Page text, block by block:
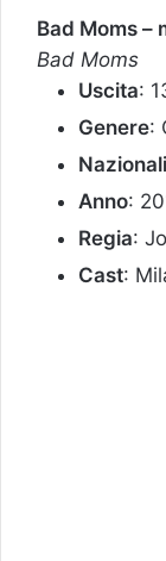
Bad Moms –
Bad Moms
Uscita:
Genere:
Anno:
Regia:
Cast: